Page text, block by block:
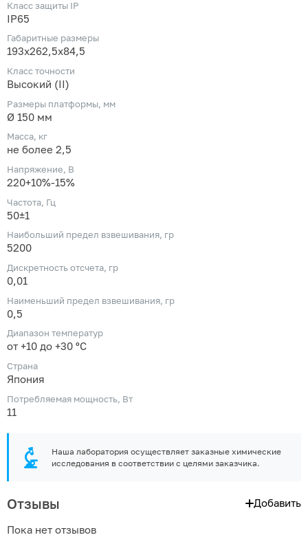
Класс защиты IP
IP65
Габаритные размеры
193х262,5х84,5
Класс точности
Высокий (II)
Размеры платформы, мм
Ø 150 мм
Масса, кг
не более 2,5
Напряжение, В
220+10%-15%
Частота, Гц
50±1
Наибольший предел взвешивания, гр
5200
Дискретность отсчета, гр
0,01
Наименьший предел взвешивания, гр
0,5
Диапазон температур
от +10 до +30 ºС
Страна
Япония
Потребляемая мощность, Вт
11
Наша лаборатория осуществляет заказные химические
исследования в соответствии с целями заказчика.
Отзывы Добавить
Пока нет отзывов